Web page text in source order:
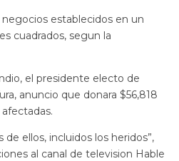
establecidos en un
cuadrados, segun la
el presidente electo de
anuncio que donara $56,818
ellos, incluidos los heridos”,
al canal de television Hable